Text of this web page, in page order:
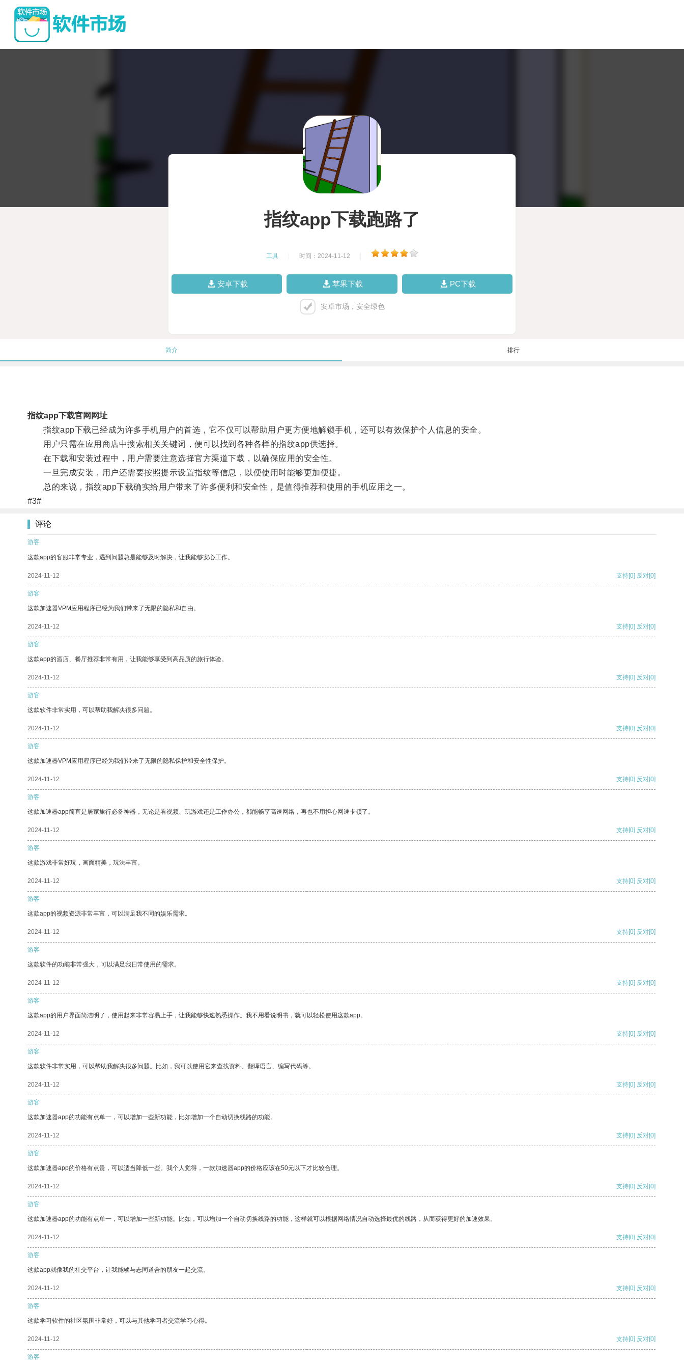
指纹app下载跑路了
工具 时间：2024-11-12
安卓下载 苹果下载 PC下载
安卓市场，安全绿色
简介 排行
指纹app下载官网网址
指纹app下载已经成为许多手机用户的首选，它不仅可以帮助用户更方便地解锁手机，还可以有效保护个人信息的安全。
用户只需在应用商店中搜索相关关键词，便可以找到各种各样的指纹app供选择。
在下载和安装过程中，用户需要注意选择官方渠道下载，以确保应用的安全性。
一旦完成安装，用户还需要按照提示设置指纹等信息，以便使用时能够更加便捷。
总的来说，指纹app下载确实给用户带来了许多便利和安全性，是值得推荐和使用的手机应用之一。
#3#
评论
游客
这款app的客服非常专业，遇到问题总是能够及时解决，让我能够安心工作。
2024-11-12 支持[0] 反对[0]
游客
这款加速器VPM应用程序已经为我们带来了无限的隐私和自由。
2024-11-12 支持[0] 反对[0]
游客
这款app的酒店、餐厅推荐非常有用，让我能够享受到高品质的旅行体验。
2024-11-12 支持[0] 反对[0]
游客
这款软件非常实用，可以帮助我解决很多问题。
2024-11-12 支持[0] 反对[0]
游客
这款加速器VPM应用程序已经为我们带来了无限的隐私保护和安全性保护。
2024-11-12 支持[0] 反对[0]
游客
这款加速器app简直是居家旅行必备神器，无论是看视频、玩游戏还是工作办公，都能畅享高速网络，再也不用担心网速卡顿了。
2024-11-12 支持[0] 反对[0]
游客
这款游戏非常好玩，画面精美，玩法丰富。
2024-11-12 支持[0] 反对[0]
游客
这款app的视频资源非常丰富，可以满足我不同的娱乐需求。
2024-11-12 支持[0] 反对[0]
游客
这款软件的功能非常强大，可以满足我日常使用的需求。
2024-11-12 支持[0] 反对[0]
游客
这款app的用户界面简洁明了，使用起来非常容易上手，让我能够快速熟悉操作。我不用看说明书，就可以轻松使用这款app。
2024-11-12 支持[0] 反对[0]
游客
这款软件非常实用，可以帮助我解决很多问题。比如，我可以使用它来查找资料、翻译语言、编写代码等。
2024-11-12 支持[0] 反对[0]
游客
这款加速器app的功能有点单一，可以增加一些新功能，比如增加一个自动切换线路的功能。
2024-11-12 支持[0] 反对[0]
游客
这款加速器app的价格有点贵，可以适当降低一些。我个人觉得，一款加速器app的价格应该在50元以下才比较合理。
2024-11-12 支持[0] 反对[0]
游客
这款加速器app的功能有点单一，可以增加一些新功能。比如，可以增加一个自动切换线路的功能，这样就可以根据网络情况自动选择最优的线路，从而获得更好的加速效果。
2024-11-12 支持[0] 反对[0]
游客
这款app就像我的社交平台，让我能够与志同道合的朋友一起交流。
2024-11-12 支持[0] 反对[0]
游客
这款学习软件的社区氛围非常好，可以与其他学习者交流学习心得。
2024-11-12 支持[0] 反对[0]
游客